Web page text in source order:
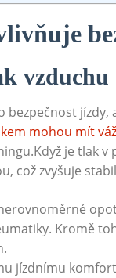
vzduchu
mohou mít
je tlak
což zvyšuje
Kromě
jízdnímu